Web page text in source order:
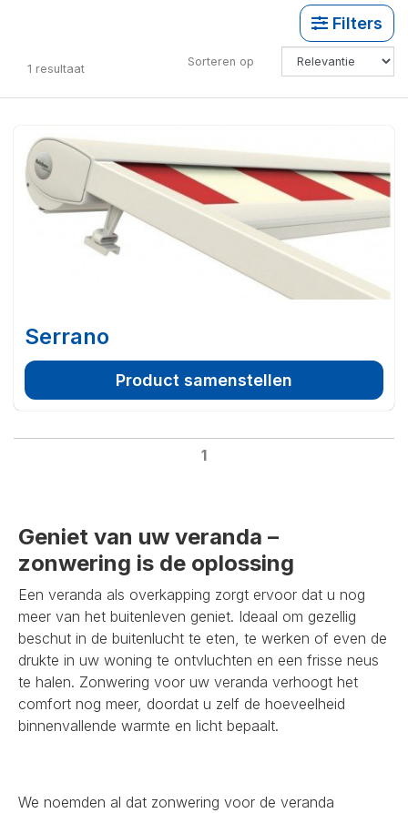
Filters
1 resultaat Sorteren op
Serrano
Product samenstellen
1
Geniet van uw veranda –
zonwering is de oplossing
Een veranda als overkapping zorgt ervoor dat u nog
meer van het buitenleven geniet. Ideaal om gezellig
beschut in de buitenlucht te eten, te werken of even de
drukte in uw woning te ontvluchten en een frisse neus
te halen. Zonwering voor uw veranda verhoogt het
comfort nog meer, doordat u zelf de hoeveelheid
binnenvallende warmte en licht bepaalt.
We noemden al dat zonwering voor de veranda